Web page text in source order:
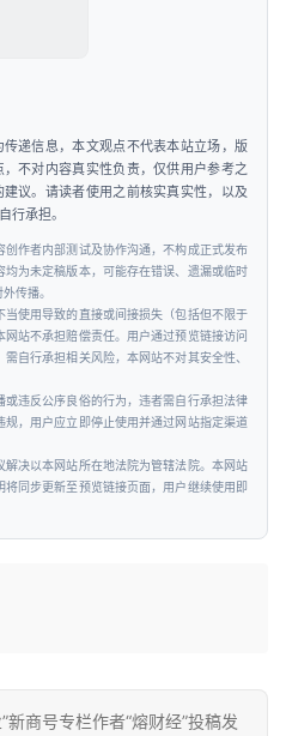
递信息，本文观点不代表本站立场，版
不对内容真实性负责，仅供用户参考之
议。请读者使用之前核实真实性，以及
行承担。
作者内部测试及协作沟通，不构成正式发布
为未定稿版本，可能存在错误、遗漏或临时
传播。
当使用导致的直接或间接损失（包括但不限于
站不承担赔偿责任。用户通过预览链接访问
自行承担相关风险，本网站不对其安全性、
违反公序良俗的行为，违者需自行承担法律
，用户应立即停止使用并通过网站指定渠道
决以本网站所在地法院为管辖法院。本网站
同步更新至预览链接页面，用户继续使用即
新商号专栏作者“熔财经”投稿发